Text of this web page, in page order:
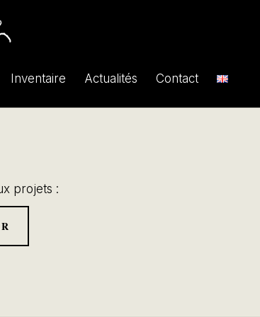
Inventaire Actualités Contact
projets :